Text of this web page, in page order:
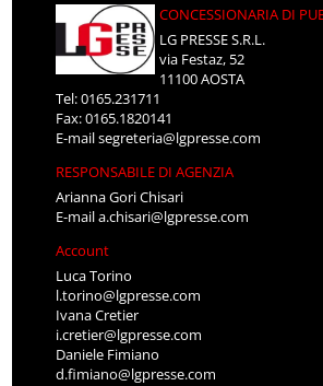
CONCESSIONARIA DI
LG PRESSE S.R.L.
via Festaz, 52
11100 AOSTA
Tel: 0165.231711
Fax: 0165.1820141
E-mailsegreteria@lgpresse.com
RESPONSABILE DI AGENZIA
Arianna Gori Chisari
E-maila.chisari@lgpresse.com
Account
Luca Torino
l.torino@lgpresse.com
Ivana Cretier
i.cretier@lgpresse.com
Daniele Fimiano
d.fimiano@lgpresse.com